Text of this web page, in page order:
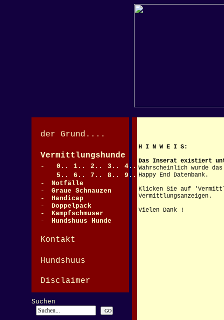
der Grund....
Vermittlungshunde
- 0.. 1.. 2.. 3..
4..
5..
6.. 7.. 8..
9..
-
Notfälle
-
Graue Schnauzen
-
Handicap
-
Doppelpack
-
Kampfschmuser
-
Hundshuus Hunde
Kontakt
Hundshuus
Disclaimer
Suchen
H I N W E I S:
Das Inserat existiert
Wahrscheinlich wurde
Happy End Datenbank.
Klicken Sie auf
Vermittlungsanzeigen.
Vielen Dank !